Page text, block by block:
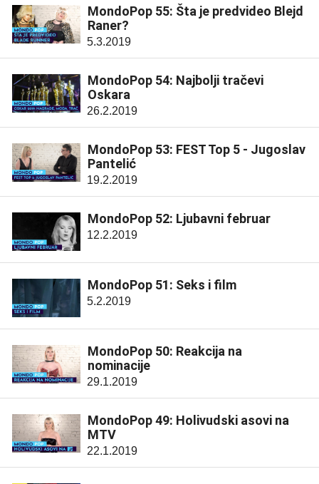
MondoPop 55: Šta je predvideo Blejd
Raner?
5.3.2019
MondoPop 54: Najbolji tračevi
Oskara
26.2.2019
MondoPop 53: FEST Top 5 - Jugoslav
Pantelić
19.2.2019
MondoPop 52: Ljubavni februar
12.2.2019
MondoPop 51: Seks i film
5.2.2019
MondoPop 50: Reakcija na
nominacije
29.1.2019
MondoPop 49: Holivudski asovi na
MTV
22.1.2019